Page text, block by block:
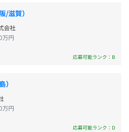
し、1on1による進捗確認・振り
。
意しています。
向：7名、差出出向：1名）
事項
）
摂津富田駅」 ／ 阪急京都
・厚生年金加入・雇用保険・労災
ません）
カメラやシステムの制御、
発といった、当社が培って
ています。 ■業務用映
収録から蓄積までを、一元管
発しました。収録、編集、送
にしています。また、どの端
ーアーを使っての映像確認
/滋賀）
会社
万円
応募可能ランク：B
）
万円
応募可能ランク：D